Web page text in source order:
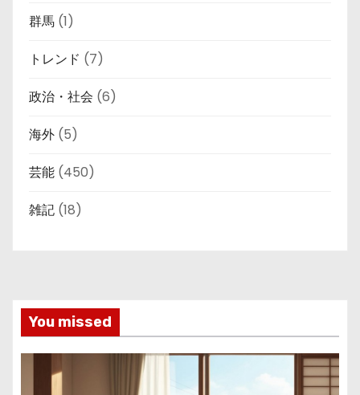
群馬 (1)
トレンド (7)
政治・社会 (6)
海外 (5)
芸能 (450)
雑記 (18)
You missed